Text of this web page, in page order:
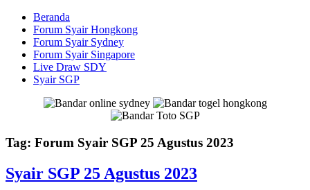
Beranda
Forum Syair Hongkong
Forum Syair Sydney
Forum Syair Singapore
Live Draw SDY
Syair SGP
Tag: Forum Syair SGP 25 Agustus 2023
Syair SGP 25 Agustus 2023